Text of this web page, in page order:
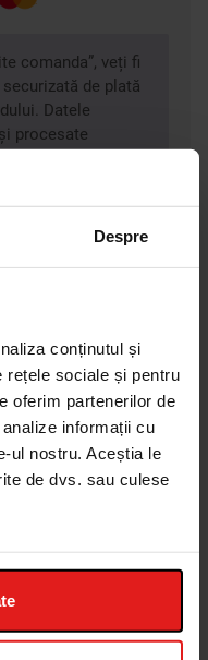
Despre
conținutul și
rețele sociale și pentru
oferim partenerilor de
informații cu
ul nostru. Aceștia le
de dvs. sau culese
comanda”, veți fi
de plată
Datele
procesate